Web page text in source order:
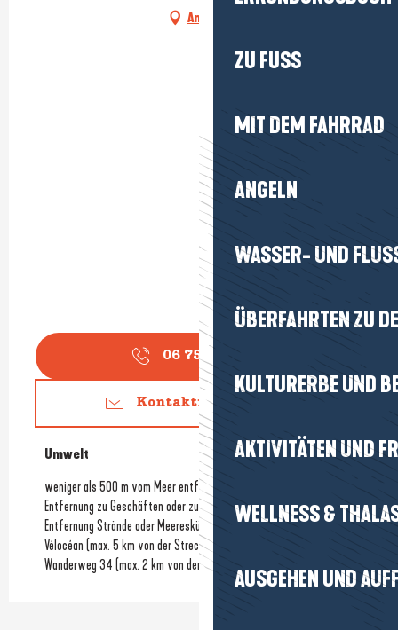
ZU FUSS
MIT DEM FAHRRAD
ANGELN
WASSER- UND
ÜBERFAHRTEN ZU
KULTURERBE UND
AKTIVITÄTEN UND
WELLNESS &
AUSGEHEN UND
Anfahrt
06 75 18 05
Kontaktieren Sie uns
Umwelt
Umwelt
weniger als 500 m vom Meer entfernt
Entfernung zu Geschäften oder zum Stadtzentrum (1500Km)
Entfernung Strände oder Meeresküste
(400Km)
Vélocéan (max. 5 km von der Strecke entfernt)
Wanderweg 34 (max. 2 km von der Strecke entfernt)